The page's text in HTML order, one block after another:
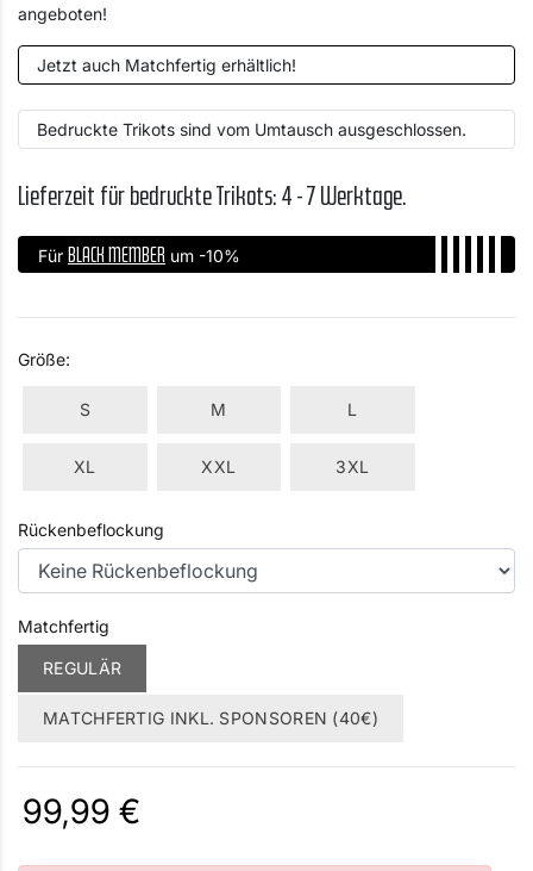
angeboten!
Jetzt auch Matchfertig erhältlich!
Bedruckte Trikots sind vom Umtausch ausgeschlossen.
Lieferzeit für bedruckte Trikots: 4 - 7 Werktage.
Für BLACK MEMBER um -10%
Größe:
S M L
XL XXL 3XL
Rückenbeflockung
Matchfertig
REGULÄR
MATCHFERTIG INKL. SPONSOREN (40€)
99,99 €